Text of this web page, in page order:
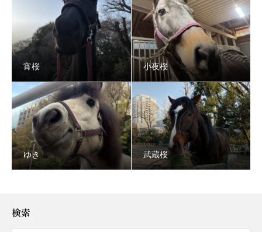
宵桜 小夜桜
ゆき 武蔵桜
検索